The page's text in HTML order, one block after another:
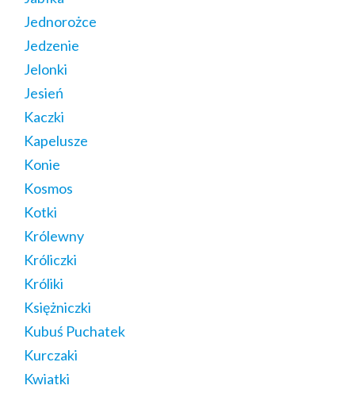
Jednorożce
Jedzenie
Jelonki
Jesień
Kaczki
Kapelusze
Konie
Kosmos
Kotki
Królewny
Króliczki
Króliki
Księżniczki
Kubuś Puchatek
Kurczaki
Kwiatki